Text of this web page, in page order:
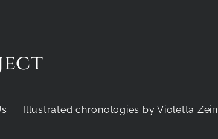
Illustrated chronologies by Violetta Zein